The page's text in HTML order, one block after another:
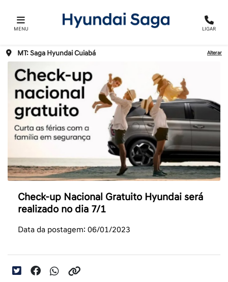
MENU LIGAR
MT: Saga Hyundai Cuiabá Alterar
Check-up Nacional Gratuito Hyundai será
realizado no dia 7/1
Data da postagem: 06/01/2023